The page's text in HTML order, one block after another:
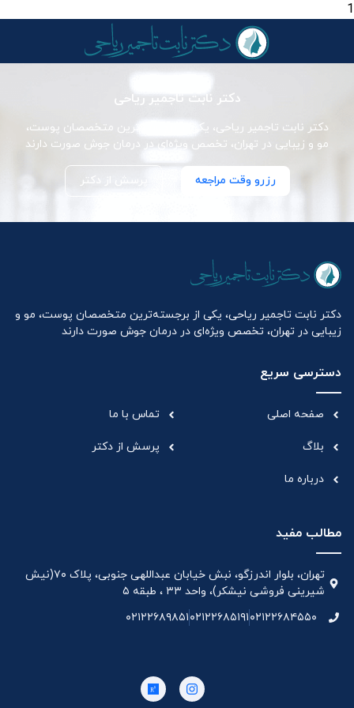
1
دکتر نابت تاجمیر ریاحی
دکتر نابت تاجمیر ریاحی، یکی از برجسته‌ترین متخصصان پوست،
مو و زیبایی در تهران، تخصص ویژه‌ای در درمان جوش صورت دارند
رزرو وقت مراجعه پرسش از دکتر
دکتر نابت تاجمیر ریاحی، یکی از برجسته‌ترین متخصصان پوست، مو و
زیبایی در تهران، تخصص ویژه‌ای در درمان جوش صورت دارند
دسترسی سریع
صفحه اصلی
بلاگ
درباره ما
تماس با ما
پرسش از دکتر
مطالب مفید
تهران، بلوار اندرزگو، نبش خیابان عبداللهی جنوبی، پلاک ۷۰(نیش
شیرینی فروشی نیشکر)، واحد ۳۳ ، طبقه ۵
۰۲۱۲۲۶۸۴۵۵۰۰۲۱۲۲۶۸۵۱۹۱۰۲۱۲۲۶۸۹۸۵۱